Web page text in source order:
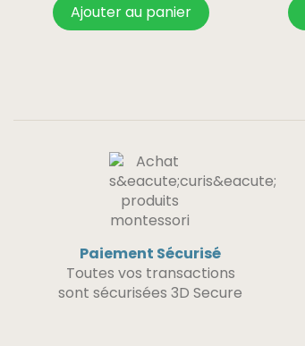
Ajouter au panier
Paiement Sécurisé
Toutes vos transactions
sont sécurisées 3D Secure